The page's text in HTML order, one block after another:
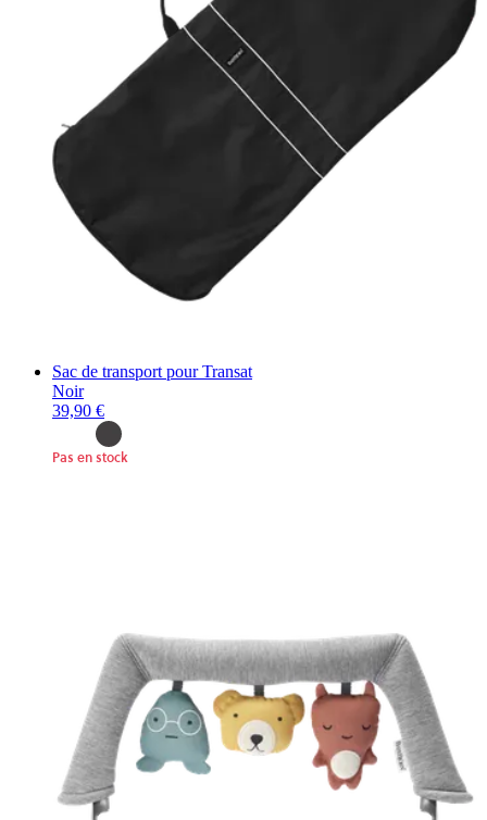
Sac de transport pour Transat
Noir
39,90 €
Pas en stock